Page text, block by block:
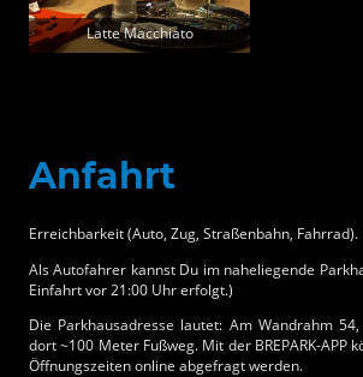
Latte Macchiato
Anfahrt
Erreichbarkeit (Auto, Zug, Straßenbahn, Fahrrad).
Als Autofahrer kannst Du im naheliegende
Einfahrt vor 21:00 Uhr erfolgt.)
Die Parkhausadresse lautet: Am Wandrahm
dort ~100 Meter Fußweg. Mit der BREPARK-APP
Öffnungszeiten online abgefragt werden.